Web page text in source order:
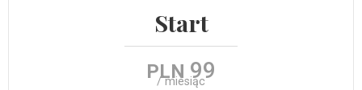
Start
PLN 99
/ miesiąc